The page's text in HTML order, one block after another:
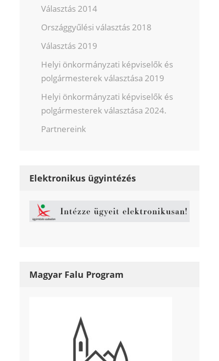
Választás 2014
Országgyűlési választás 2018
Választás 2019
Helyi önkormányzati képviselők és
polgármesterek választása 2019
Helyi önkormányzati képviselők és
polgármesterek választása 2024.
Partnereink
Elektronikus ügyintézés
Magyar Falu Program